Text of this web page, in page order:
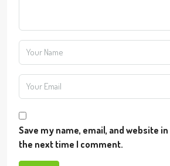
Save my name, email, and website
the next time I comment.